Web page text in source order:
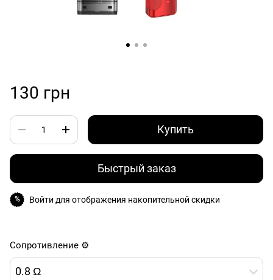
130 грн
Купить
Быстрый заказ
% Войти для отображения накопительной скидки
Сопротивление ⚙️
0.8 Ω